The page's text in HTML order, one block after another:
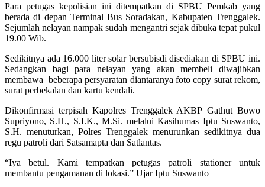
Para petugas kepolisian ini ditempatkan di SPBU Pemkab yang
berada di depan Terminal Bus Soradakan, Kabupaten Trenggalek.
Sejumlah nelayan nampak sudah mengantri sejak dibuka tepat pukul
19.00 Wib.
Sedikitnya ada 16.000 liter solar bersubisdi disediakan di SPBU ini.
Sedangkan bagi para nelayan yang akan membeli diwajibkan
membawa beberapa persyaratan diantaranya foto copy surat rekom,
surat perbekalan dan kartu kendali.
Dikonfirmasi terpisah Kapolres Trenggalek AKBP Gathut Bowo
Supriyono, S.H., S.I.K., M.Si. melalui Kasihumas Iptu Suswanto,
S.H. menuturkan, Polres Trenggalek menurunkan sedikitnya dua
regu patroli dari Satsamapta dan Satlantas.
“Iya betul. Kami tempatkan petugas patroli stationer untuk
membantu pengamanan di lokasi.” Ujar Iptu Suswanto